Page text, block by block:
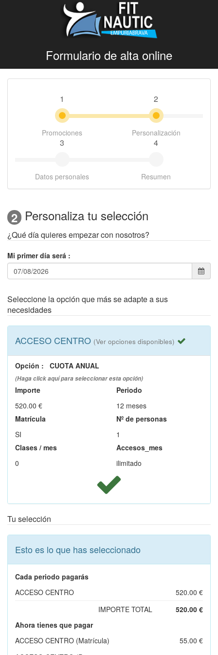
Formulario de alta online
1
Promociones
2
Personalización
3
Datos personales
4
Resumen
2 Personaliza tu selección
¿Qué día quieres empezar con nosotros?
Mi primer día será :
Seleccione la opción que más se adapte a sus
necesidades
ACCESO CENTRO (Ver opciones disponibles)
Opción : CUOTA ANUAL
(Haga click aquí para seleccionar esta opción)
Importe
520.00 €
Periodo
12 meses
Matrícula
SI
Nº de personas
1
Clases / mes
0
Accesos_mes
ilimitado
Tu selección
Esto es lo que has seleccionado
Cada periodo pagarás
ACCESO CENTRO
520.00 €
IMPORTE TOTAL
520.00 €
Ahora tienes que pagar
ACCESO CENTRO (Matrícula)
55.00 €